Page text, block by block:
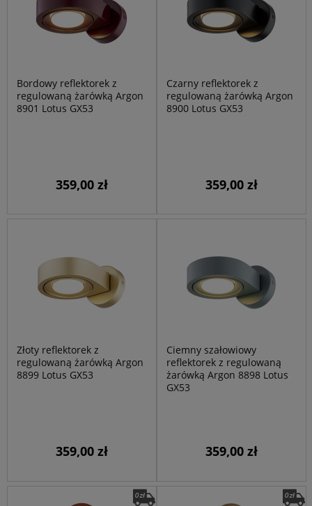
Bordowy reflektorek z
regulowaną żarówką Argon
8901 Lotus GX53
359,00 zł
Czarny reflektorek z
regulowaną żarówką Argon
8900 Lotus GX53
359,00 zł
Złoty reflektorek z
regulowaną żarówką Argon
8899 Lotus GX53
359,00 zł
Ciemny szałowiowy
reflektorek z regulowaną
żarówką Argon 8898 Lotus
GX53
359,00 zł